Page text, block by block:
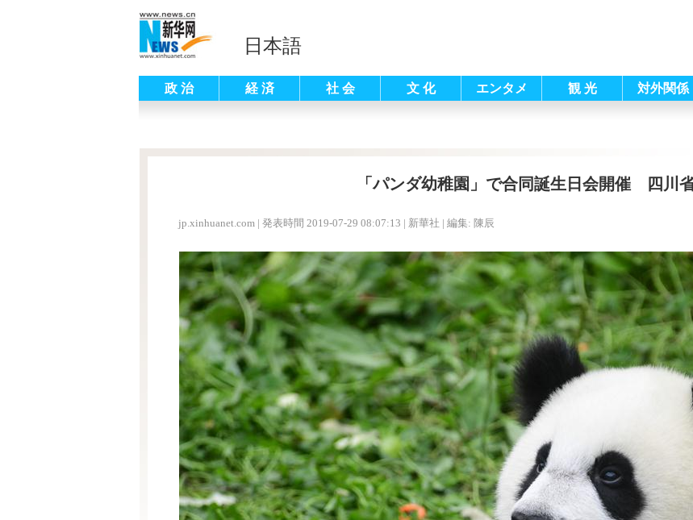
日本語
政 治 経 済 社 会 文 化 エンタメ 観 光 対外関係
「パンダ幼稚園」で合同誕生日会開催 四川
jp.xinhuanet.com | 発表時間 2019-07-29 08:07:13 | 新華社 | 編集: 陳辰